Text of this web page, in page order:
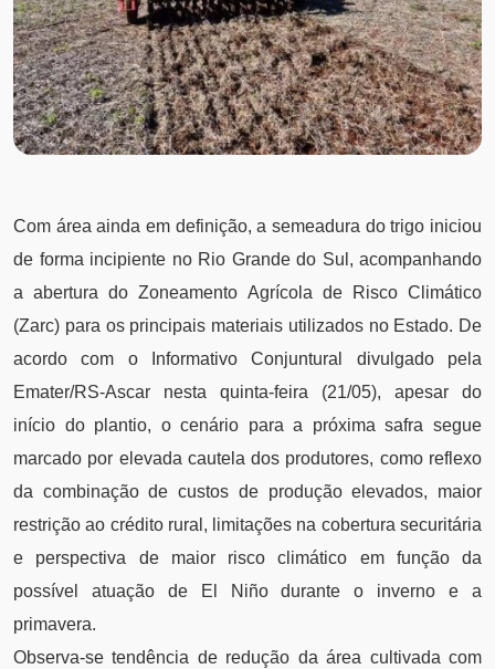
Com área ainda em definição, a semeadura do trigo iniciou
de forma incipiente no Rio Grande do Sul, acompanhando
a abertura do Zoneamento Agrícola de Risco Climático
(Zarc) para os principais materiais utilizados no Estado. De
acordo com o Informativo Conjuntural divulgado pela
Emater/RS-Ascar nesta quinta-feira (21/05), apesar do
início do plantio, o cenário para a próxima safra segue
marcado por elevada cautela dos produtores, como reflexo
da combinação de custos de produção elevados, maior
restrição ao crédito rural, limitações na cobertura securitária
e perspectiva de maior risco climático em função da
possível atuação de El Niño durante o inverno e a
primavera.
Observa-se tendência de redução da área cultivada com